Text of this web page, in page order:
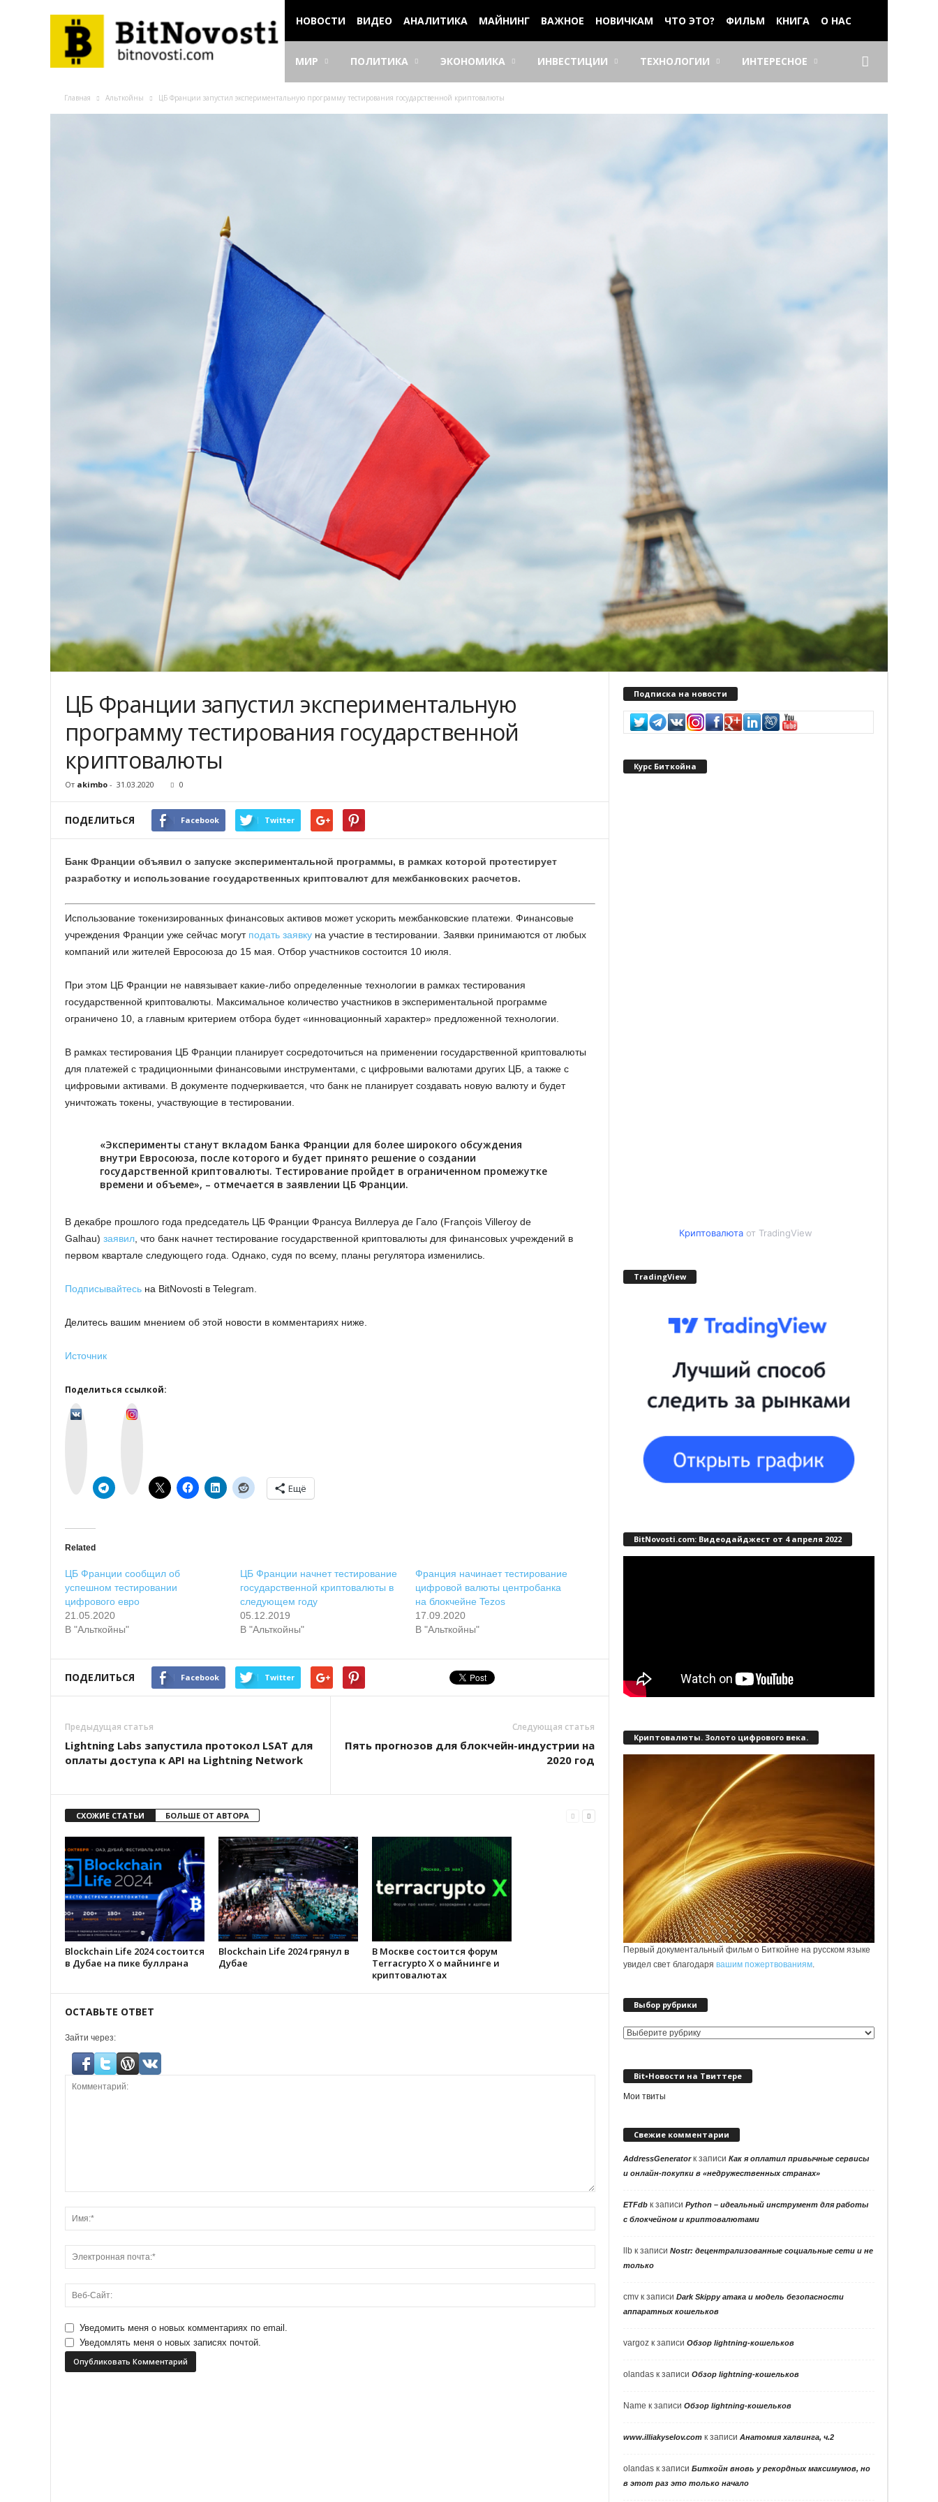
НОВОСТИ ВИДЕО АНАЛИТИКА МАЙНИНГ ВАЖНОЕ НОВИЧКАМ ЧТО ЭТО? ФИЛЬМ КНИГА О НАС
МИР ПОЛИТИКА ЭКОНОМИКА ИНВЕСТИЦИИ ТЕХНОЛОГИИ ИНТЕРЕСНОЕ
Главная Альткойны ЦБ Франции запустил экспериментальную программу тестирования государственной криптовалюты
ЦБ Франции запустил экспериментальную
программу тестирования государственной
криптовалюты
От akimbo - 31.03.2020 0
ПОДЕЛИТЬСЯ Facebook Twitter
Банк Франции объявил о запуске экспериментальной программы, в рамках которой протестирует
разработку и использование государственных криптовалют для межбанковских расчетов.
Использование токенизированных финансовых активов может ускорить межбанковские платежи. Финансовые
учреждения Франции уже сейчас могут подать заявку на участие в тестировании. Заявки принимаются от любых
компаний или жителей Евросоюза до 15 мая. Отбор участников состоится 10 июля.
При этом ЦБ Франции не навязывает какие-либо определенные технологии в рамках тестирования
государственной криптовалюты. Максимальное количество участников в экспериментальной программе
ограничено 10, а главным критерием отбора будет «инновационный характер» предложенной технологии.
В рамках тестирования ЦБ Франции планирует сосредоточиться на применении государственной криптовалюты
для платежей с традиционными финансовыми инструментами, с цифровыми валютами других ЦБ, а также с
цифровыми активами. В документе подчеркивается, что банк не планирует создавать новую валюту и будет
уничтожать токены, участвующие в тестировании.
«Эксперименты станут вкладом Банка Франции для более широкого обсуждения
внутри Евросоюза, после которого и будет принято решение о создании
государственной криптовалюты. Тестирование пройдет в ограниченном промежутке
времени и объеме», – отмечается в заявлении ЦБ Франции.
В декабре прошлого года председатель ЦБ Франции Франсуа Виллеруа де Гало (François Villeroy de
Galhau) заявил , что банк начнет тестирование государственной криптовалюты для финансовых учреждений в
первом квартале следующего года. Однако, судя по всему, планы регулятора изменились.
Подписывайтесь на BitNovosti в Telegram.
Делитесь вашим мнением об этой новости в комментариях ниже.
Источник
Поделиться ссылкой:
Ещё
Related
ЦБ Франции сообщил об
успешном тестировании
цифрового евро
21.05.2020
В "Альткойны"
ЦБ Франции начнет тестирование
государственной криптовалюты в
следующем году
05.12.2019
В "Альткойны"
Франция начинает тестирование
цифровой валюты центробанка
на блокчейне Tezos
17.09.2020
В "Альткойны"
ПОДЕЛИТЬСЯ Facebook Twitter
Предыдущая статья
Lightning Labs запустила протокол LSAT для
оплаты доступа к API на Lightning Network
Следующая статья
Пять прогнозов для блокчейн-индустрии на
2020 год
СХОЖИЕ СТАТЬИ БОЛЬШЕ ОТ АВТОРА
Blockchain Life 2024 состоится
в Дубае на пике буллрана
Blockchain Life 2024 грянул в
Дубае
В Москве состоится форум
Terracrypto X о майнинге и
криптовалютах
ОСТАВЬТЕ ОТВЕТ
Зайти через:
Уведомить меня о новых комментариях по email.
Уведомлять меня о новых записях почтой.
Подписка на новости
Курс Биткойна
Криптовалютаот TradingView
TradingView
BitNovosti.com: Видеодайджест от 4 апреля 2022
Криптовалюты. Золото цифрового века.
Первый документальный фильм о Биткойне на русском языке
увидел свет благодарявашим пожертвованиям.
Выбор рубрики
Выбор
Bit•Новости на Твиттере
Мои твиты
Свежие комментарии
AddressGeneratorк записиКак я оплатил привычные сервисы
и онлайн-покупки в «недружественных странах»
ETFdb к записиPython – идеальный инструмент для работы
с блокчейном и криптовалютами
llb к записиNostr: децентрализованные социальные сети и не
только
cmv к записиDark Skippy атака и модель безопасности
аппаратных кошельков
vargoz к записиОбзор lightning-кошельков
olandas к записиОбзор lightning-кошельков
Name к записиОбзор lightning-кошельков
www.illiakyselov.com к записиАнатомия халвинга, ч.2
olandas к записиБиткойн вновь у рекордных максимумов, но
в этот раз это только начало